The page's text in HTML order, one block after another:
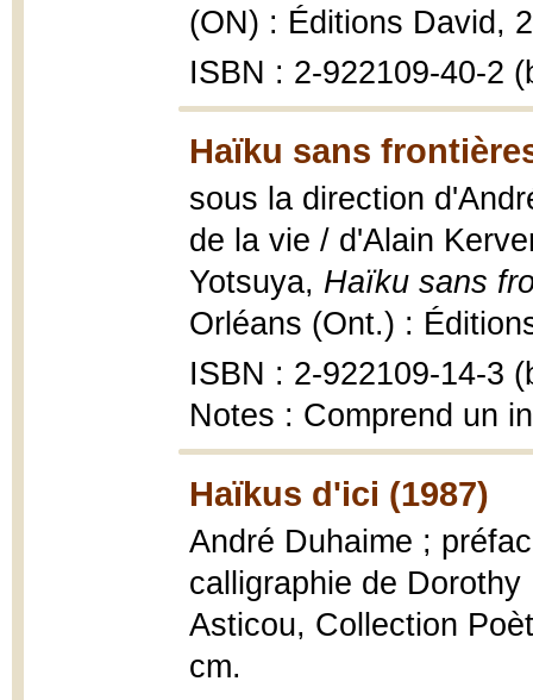
(ON) : Éditions David,
ISBN : 2-922109-40-2
Haïku sans
sous la direction
de la vie / d'Alain
Yotsuya, Haïku sans
Orléans (Ont.) :
ISBN : 2-922109-14-3
Notes : Comprend un
Haïkus d'ici (1987)
André Duhaime ;
calligraphie de
Asticou, Collection
cm.